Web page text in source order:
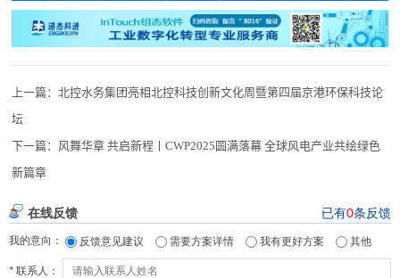
上一篇：北控水务集团亮相北控科技创新文化周暨第四届京港环保科技论
坛
下一篇： 风舞华章 共启新程丨CWP2025圆满落幕 全球风电产业共绘绿色
新篇章